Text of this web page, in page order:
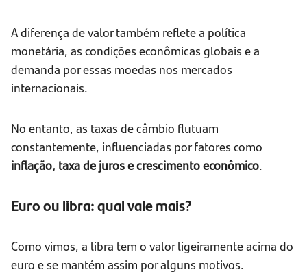
A diferença de valor também reflete a política
monetária, as condições econômicas globais e a
demanda por essas moedas nos mercados
internacionais.
No entanto, as taxas de câmbio flutuam
constantemente, influenciadas por fatores como
inflação, taxa de juros e crescimento econômico.
Euro ou libra: qual vale mais?
Como vimos, a libra tem o valor ligeiramente acima do
euro e se mantém assim por alguns motivos.